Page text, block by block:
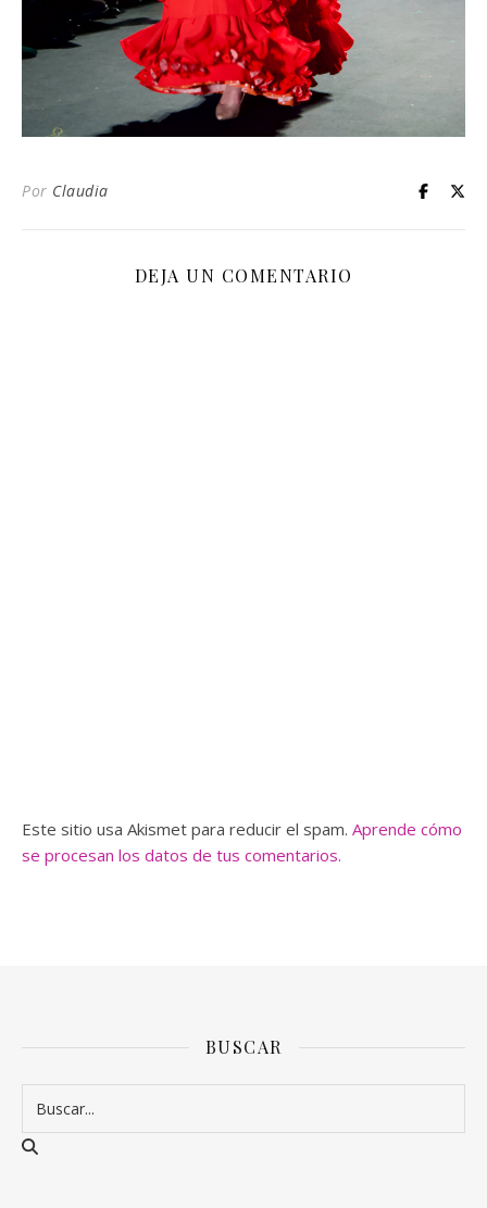
Por Claudia
DEJA UN COMENTARIO
Este sitio usa Akismet para reducir el spam. Aprende cómo
se procesan los datos de tus comentarios.
BUSCAR